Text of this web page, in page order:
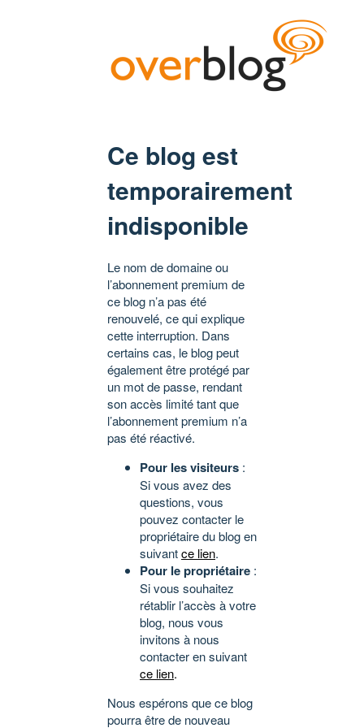
Ce blog est
temporairement
indisponible
Le nom de domaine ou
l’abonnement premium de
ce blog n’a pas été
renouvelé, ce qui explique
cette interruption. Dans
certains cas, le blog peut
également être protégé par
un mot de passe, rendant
son accès limité tant que
l’abonnement premium n’a
pas été réactivé.
Pour les visiteurs :
Si vous avez des
questions, vous
pouvez contacter le
propriétaire du blog en
suivantce lien.
Pour le propriétaire :
Si vous souhaitez
rétablir l’accès à votre
blog, nous vous
invitons à nous
contacter en suivant
ce lien.
Nous espérons que ce blog
pourra être de nouveau